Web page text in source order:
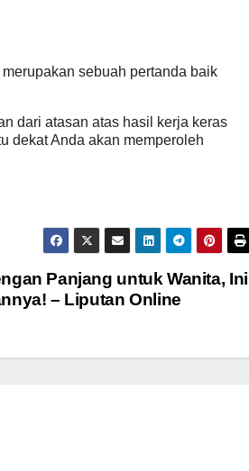
sebuah pertanda baik
dari atasan atas hasil kerja keras
dekat Anda akan memperoleh
Panjang untuk Wanita, Ini
– Liputan Online